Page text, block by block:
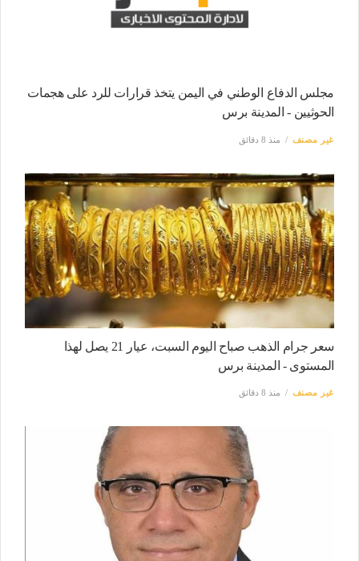
مجلس الدفاع الوطني في اليمن يتخذ قرارات للرد على هجمات
الحوثيين - المدينة برس
غير مصنف منذ 8 دقائق
سعر جرام الذهب صباح اليوم السبت، عيار 21 يصل لهذا
المستوى - المدينة برس
غير مصنف منذ 8 دقائق